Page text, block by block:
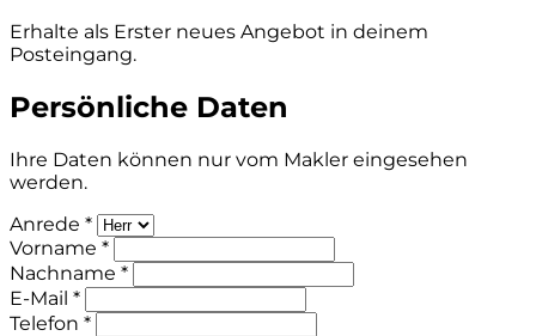
Erhalte als Erster neues Angebot in deinem
Posteingang.
Persönliche Daten
Ihre Daten können nur vom Makler eingesehen
werden.
Anrede *
Vorname *
Nachname *
E-Mail *
Telefon *